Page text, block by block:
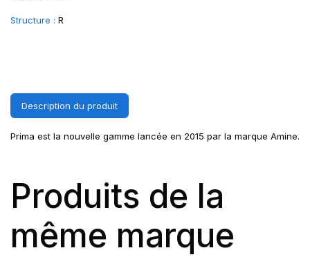
Structure : R
Description du produit
Prima est la nouvelle gamme lancée en 2015 par la marque Amine.
Produits de la
même marque